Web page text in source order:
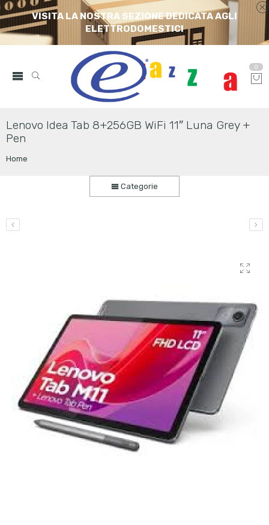
VISITA LA NOSTRA SEZIONE DEDICATA AGLI
ELETTRODOMESTICI
0
Lenovo Idea Tab 8+256GB WiFi 11″ Luna Grey +
Pen
Home
Categorie